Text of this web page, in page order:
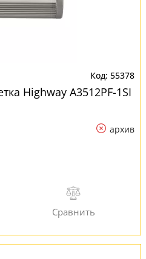
55378
Highway A3512PF-1SI
архив